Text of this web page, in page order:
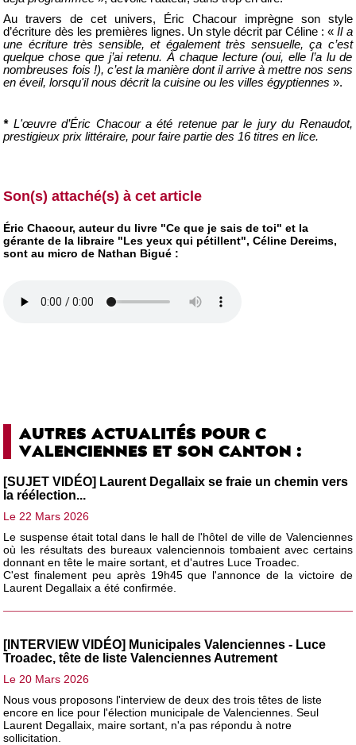
Au travers de cet univers, Éric Chacour imprègne son style
d’écriture dès les premières lignes. Un style décrit par Céline : «Il a
une écriture très sensible, et également très sensuelle, ça c’est
quelque chose que j’ai retenu. À chaque lecture (oui, elle l’a lu de
nombreuses fois !), c’est la manière dont il arrive à mettre nos sens
en éveil, lorsqu'il nous décrit la cuisine ou les villes égyptiennes ».
*L'œuvre d’Éric Chacour a été retenue par le jury du Renaudot,
prestigieux prix littéraire, pour faire partie des 16 titres en lice.
Son(s) attaché(s) à cet article
Éric Chacour, auteur du livre "Ce que je sais de toi" et la
gérante de la libraire "Les yeux qui pétillent", Céline Dereims,
sont au micro de Nathan Bigué :
AUTRES ACTUALITÉS POUR C
VALENCIENNES ET SON CANTON :
[SUJET VIDÉO] Laurent Degallaix se fraie un chemin vers
la réélection...
Le 22 Mars 2026
Le suspense était total dans le hall de l'hôtel de ville de Valenciennes
où les résultats des bureaux valenciennois tombaient avec certains
donnant en tête le maire sortant, et d'autres Luce Troadec.
C'est finalement peu après 19h45 que l'annonce de la victoire de
Laurent Degallaix a été confirmée.
[INTERVIEW VIDÉO] Municipales Valenciennes - Luce
Troadec, tête de liste Valenciennes Autrement
Le 20 Mars 2026
Nous vous proposons l'interview de deux des trois têtes de liste
encore en lice pour l'élection municipale de Valenciennes. Seul
Laurent Degallaix, maire sortant, n'a pas répondu à notre
sollicitation.